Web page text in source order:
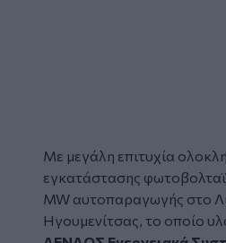
Με μεγάλη επιτυχία
εγκατάστασης
MW αυτοπαραγωγής στο
Ηγουμενίτσας, το οποίο